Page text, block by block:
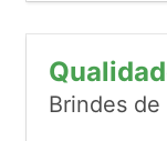
Brindes de